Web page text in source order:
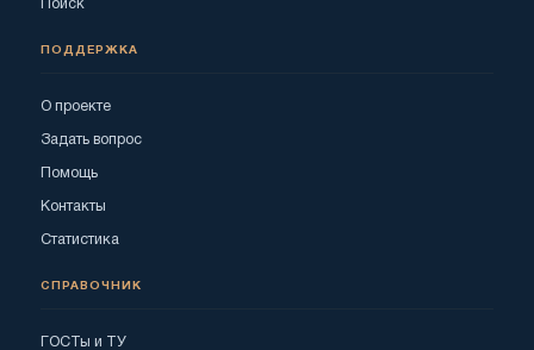
Поиск
ПОДДЕРЖКА
О проекте
Задать вопрос
Помощь
Контакты
Статистика
СПРАВОЧНИК
ГОСТы и ТУ